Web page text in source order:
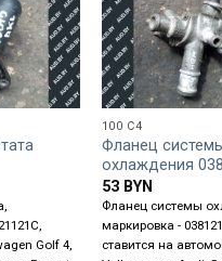
Golf 4,
100 C4
Фланец
охлаждения
53 BYN
Фланец системы
маркировка -
ставится на